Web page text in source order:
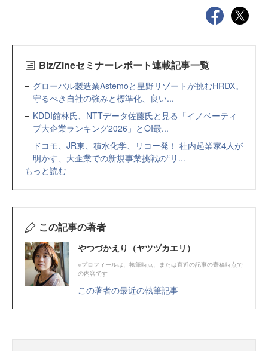
Biz/Zineセミナーレポート連載記事一覧
グローバル製造業Astemoと星野リゾートが挑むHRDX。
守るべき自社の強みと標準化、良い...
KDDI館林氏、NTTデータ佐藤氏と見る「イノベーティ
ブ大企業ランキング2026」とOI最...
ドコモ、JR東、積水化学、リコー発！ 社内起業家4人が
明かす、大企業での新規事業挑戦の“リ...
もっと読む
この記事の著者
やつづかえり（ヤツヅカエリ）
※プロフィールは、執筆時点、または直近の記事の寄稿時点で
の内容です
この著者の最近の執筆記事